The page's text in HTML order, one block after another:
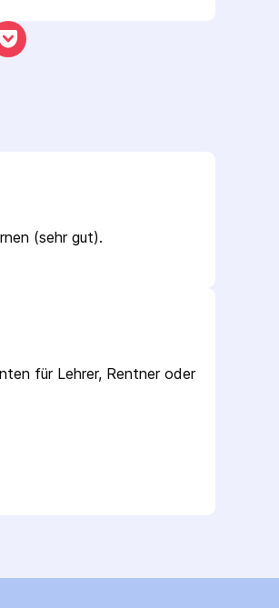
(sehr gut).
für Lehrer, Rentner oder